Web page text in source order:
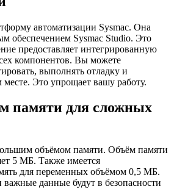
автоматизации Sysmac. Она
обеспечением Sysmac Studio. Это
предоставляет интегрированную
компонентов. Вы можете
выполнять отладку и
Это упрощает вашу работу.
памяти для сложных
объёмом памяти. Объём памяти
5 МБ. Также имеется
для переменных объёмом 0,5 МБ.
важные данные будут в безопасности